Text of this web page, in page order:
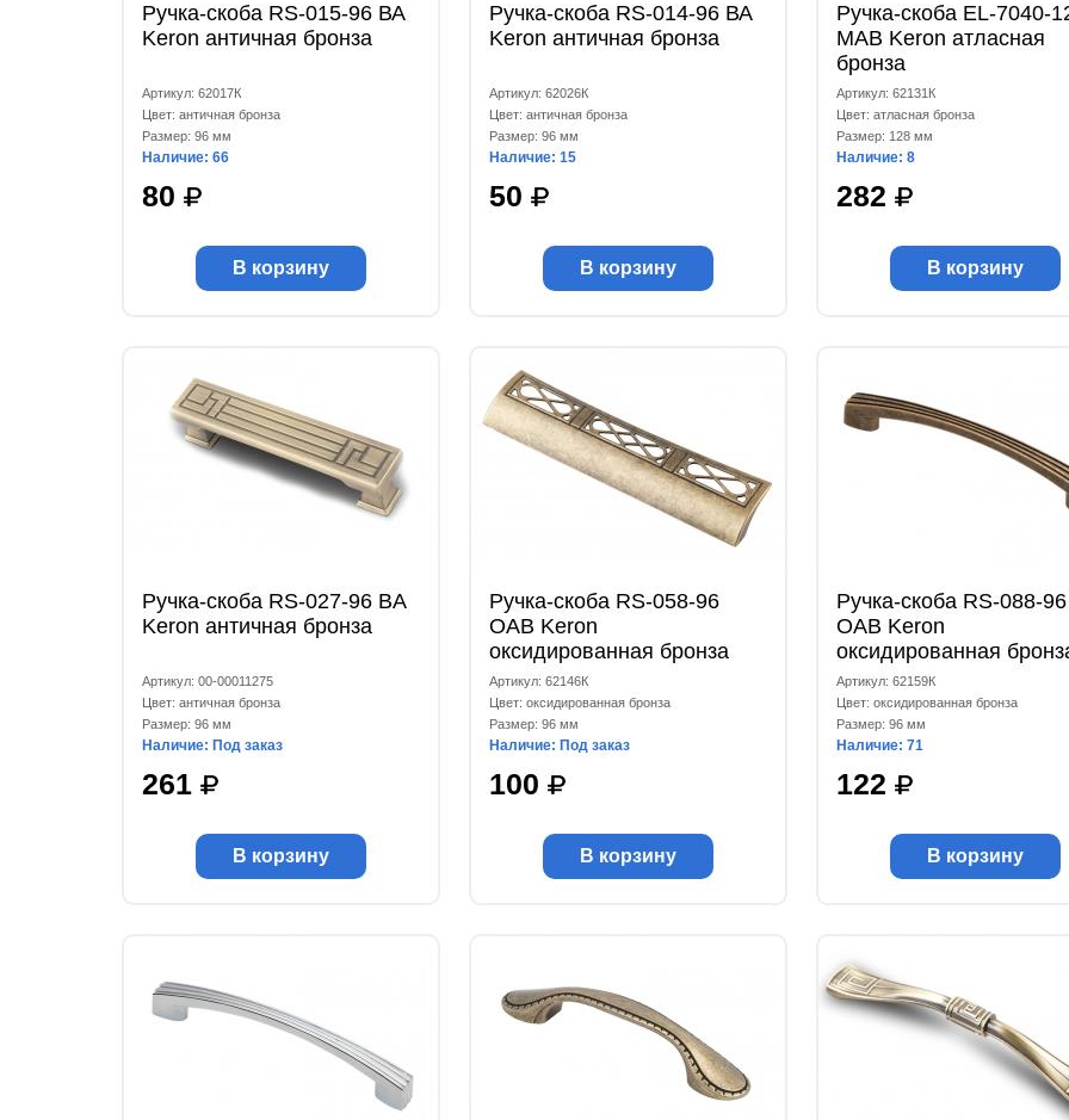
Ручка-скоба RS-015-96 ВА
Keron античная бронза
Артикул: 62017К
Цвет: античная бронза
Размер: 96 мм
Наличие: 66
80
В корзину
Ручка-скоба RS-014-96 ВА
Keron античная бронза
Артикул: 62026К
Цвет: античная бронза
Размер: 96 мм
Наличие: 15
50
В корзину
Ручка-скоба EL-7040-
MAB Keron атласная
бронза
Артикул: 62131К
Цвет: атласная бронза
Размер: 128 мм
Наличие: 8
282
В корзину
Ручка-скоба RS-027-96 BA
Keron античная бронза
Артикул: 00-00011275
Цвет: античная бронза
Размер: 96 мм
Наличие: Под заказ
261
В корзину
Ручка-скоба RS-058-96
OAB Keron
оксидированная бронза
Артикул: 62146К
Цвет: оксидированная бронза
Размер: 96 мм
Наличие: Под заказ
100
В корзину
Ручка-скоба RS-088-96
OAB Keron
оксидированная
Артикул: 62159К
Цвет: оксидированная бронза
Размер: 96 мм
Наличие: 71
122
В корзину